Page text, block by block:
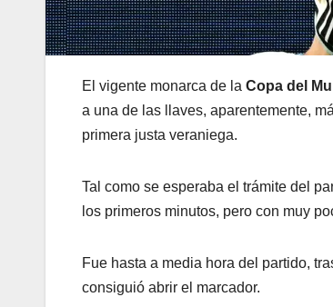
El vigente monarca de la Copa del
a una de las llaves, aparentemente,
primera justa veraniega.
Tal como se esperaba el trámite del
los primeros minutos, pero con muy
Fue hasta a media hora del partido,
consiguió abrir el marcador.